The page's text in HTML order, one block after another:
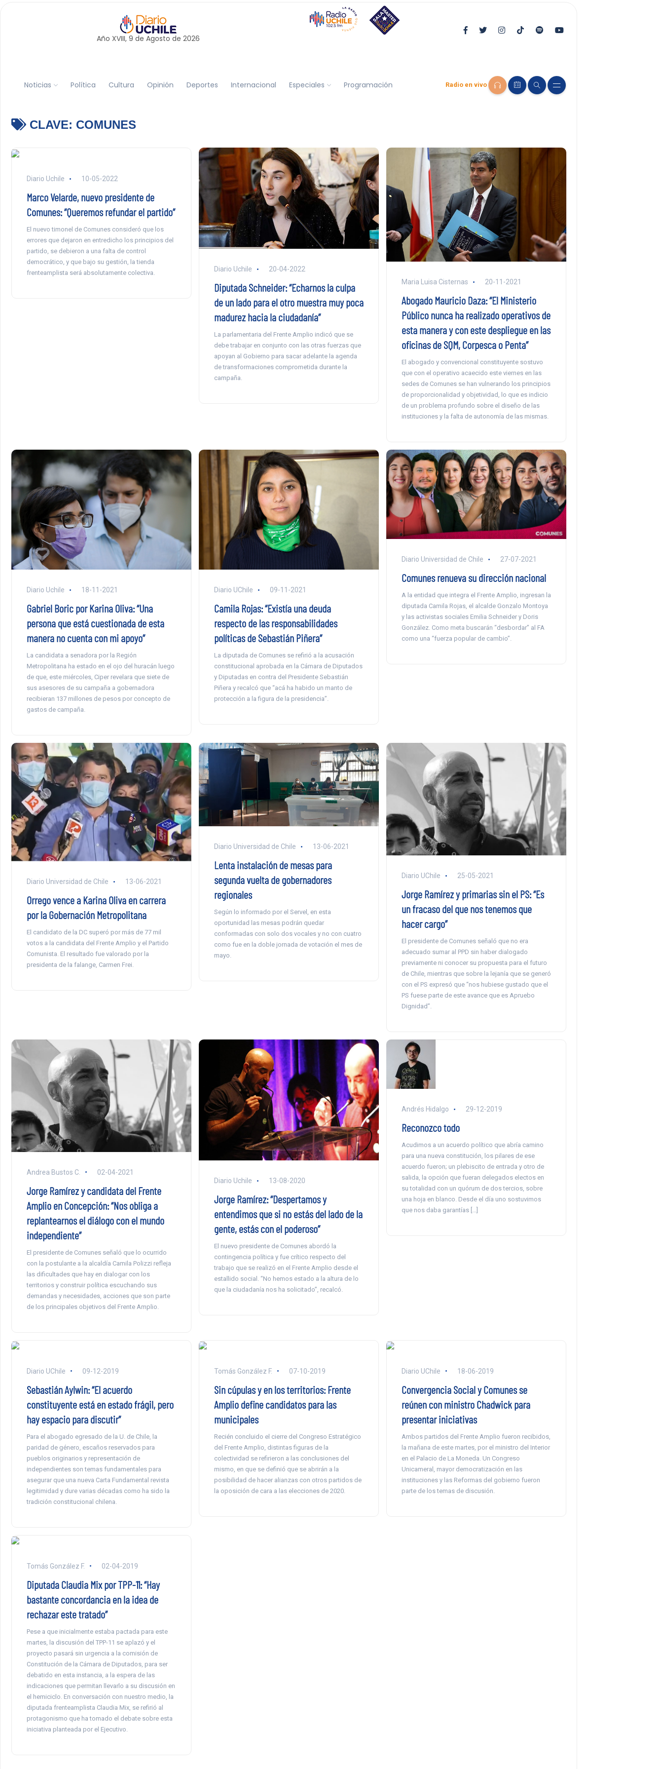
Año XVIII, 9 de Agosto de 2026
Noticias Política Cultura Opinión Deportes Internacional Especiales Programación Radio en vivo
CLAVE: COMUNES
Diario Uchile 10-05-2022
Marco Velarde, nuevo presidente de
Comunes: “Queremos refundar el partido”
El nuevo timonel de Comunes consideró que los
errores que dejaron en entredicho los principios del
partido, se debieron a una falta de control
democrático, y que bajo su gestión, la tienda
frenteamplista será absolutamente colectiva.
Diario Uchile 20-04-2022
Diputada Schneider: “Echarnos la culpa
de un lado para el otro muestra muy poca
madurez hacia la ciudadanía”
La parlamentaria del Frente Amplio indicó que se
debe trabajar en conjunto con las otras fuerzas que
apoyan al Gobierno para sacar adelante la agenda
de transformaciones comprometida durante la
campaña.
Maria Luisa Cisternas 20-11-2021
Abogado Mauricio Daza: “El Ministerio
Público nunca ha realizado operativos de
esta manera y con este despliegue en las
oficinas de SQM, Corpesca o Penta”
El abogado y convencional constituyente sostuvo
que con el operativo acaecido este viernes en las
sedes de Comunes se han vulnerando los principios
de proporcionalidad y objetividad, lo que es indicio
de un problema profundo sobre el diseño de las
instituciones y la falta de autonomía de las mismas.
Diario Uchile 18-11-2021
Gabriel Boric por Karina Oliva: “Una
persona que está cuestionada de esta
manera no cuenta con mi apoyo”
La candidata a senadora por la Región
Metropolitana ha estado en el ojo del huracán luego
de que, este miércoles, Ciper revelara que siete de
sus asesores de su campaña a gobernadora
recibieran 137 millones de pesos por concepto de
gastos de campaña.
Diario UChile 09-11-2021
Camila Rojas: “Existía una deuda
respecto de las responsabilidades
políticas de Sebastián Piñera”
La diputada de Comunes se refirió a la acusación
constitucional aprobada en la Cámara de Diputados
y Diputadas en contra del Presidente Sebastián
Piñera y recalcó que “acá ha habido un manto de
protección a la figura de la presidencia”.
Diario Universidad de Chile 27-07-2021
Comunes renueva su dirección nacional
A la entidad que integra el Frente Amplio, ingresan la
diputada Camila Rojas, el alcalde Gonzalo Montoya
y las activistas sociales Emilia Schneider y Doris
González. Como meta buscarán “desbordar” al FA
como una “fuerza popular de cambio”.
Diario Universidad de Chile 13-06-2021
Orrego vence a Karina Oliva en carrera
por la Gobernación Metropolitana
El candidato de la DC superó por más de 77 mil
votos a la candidata del Frente Amplio y el Partido
Comunista. El resultado fue valorado por la
presidenta de la falange, Carmen Frei.
Diario Universidad de Chile 13-06-2021
Lenta instalación de mesas para
segunda vuelta de gobernadores
regionales
Según lo informado por el Servel, en esta
oportunidad las mesas podrán quedar
conformadas con solo dos vocales y no con cuatro
como fue en la doble jornada de votación el mes de
mayo.
Diario UChile 25-05-2021
Jorge Ramírez y primarias sin el PS: “Es
un fracaso del que nos tenemos que
hacer cargo”
El presidente de Comunes señaló que no era
adecuado sumar al PPD sin haber dialogado
previamente ni conocer su propuesta para el futuro
de Chile, mientras que sobre la lejanía que se generó
con el PS expresó que “nos hubiese gustado que el
PS fuese parte de este avance que es Apruebo
Dignidad”.
Andrea Bustos C. 02-04-2021
Jorge Ramírez y candidata del Frente
Amplio en Concepción: “Nos obliga a
replantearnos el diálogo con el mundo
independiente”
El presidente de Comunes señaló que lo ocurrido
con la postulante a la alcaldía Camila Polizzi refleja
las dificultades que hay en dialogar con los
territorios y construir política escuchando sus
demandas y necesidades, acciones que son parte
de los principales objetivos del Frente Amplio.
Diario Uchile 13-08-2020
Jorge Ramírez: “Despertamos y
entendimos que si no estás del lado de la
gente, estás con el poderoso”
El nuevo presidente de Comunes abordó la
contingencia política y fue crítico respecto del
trabajo que se realizó en el Frente Amplio desde el
estallido social. “No hemos estado a la altura de lo
que la ciudadanía nos ha solicitado”, recalcó.
Andrés Hidalgo 29-12-2019
Reconozco todo
Acudimos a un acuerdo político que abría camino
para una nueva constitución, los pilares de ese
acuerdo fueron; un plebiscito de entrada y otro de
salida, la opción que fueran delegados electos en
su totalidad con un quórum de dos tercios, sobre
una hoja en blanco. Desde el día uno sostuvimos
que nos daba garantías […]
Diario UChile 09-12-2019
Sebastián Aylwin: “El acuerdo
constituyente está en estado frágil, pero
hay espacio para discutir”
Para el abogado egresado de la U. de Chile, la
paridad de género, escaños reservados para
pueblos originarios y representación de
independientes son temas fundamentales para
asegurar que una nueva Carta Fundamental revista
legitimidad y dure varias décadas como ha sido la
tradición constitucional chilena.
Tomás González F. 07-10-2019
Sin cúpulas y en los territorios: Frente
Amplio define candidatos para las
municipales
Recién concluido el cierre del Congreso Estratégico
del Frente Amplio, distintas figuras de la
colectividad se refirieron a las conclusiones del
mismo, en que se definió que se abrirán a la
posibilidad de hacer alianzas con otros partidos de
la oposición de cara a las elecciones de 2020.
Diario UChile 18-06-2019
Convergencia Social y Comunes se
reúnen con ministro Chadwick para
presentar iniciativas
Ambos partidos del Frente Amplio fueron recibidos,
la mañana de este martes, por el ministro del Interior
en el Palacio de La Moneda. Un Congreso
Unicameral, mayor democratización en las
instituciones y las Reformas del gobierno fueron
parte de los temas de discusión.
Tomás González F. 02-04-2019
Diputada Claudia Mix por TPP-11: “Hay
bastante concordancia en la idea de
rechazar este tratado”
Pese a que inicialmente estaba pactada para este
martes, la discusión del TPP-11 se aplazó y el
proyecto pasará sin urgencia a la comisión de
Constitución de la Cámara de Diputados, para ser
debatido en esta instancia, a la espera de las
indicaciones que permitan llevarlo a su discusión en
el hemiciclo. En conversación con nuestro medio, la
diputada frenteamplista Claudia Mix, se refirió al
protagonismo que ha tomado el debate sobre esta
iniciativa planteada por el Ejecutivo.